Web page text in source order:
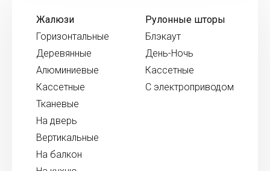
Жалюзи
Горизонтальные
Деревянные
Алюминиевые
Кассетные
Тканевые
На дверь
Вертикальные
На балкон
Рулонные шторы
Блэкаут
День-Ночь
Кассетные
С электроприводом